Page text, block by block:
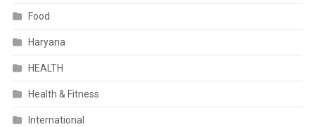
Food
Haryana
HEALTH
Health & Fitness
International